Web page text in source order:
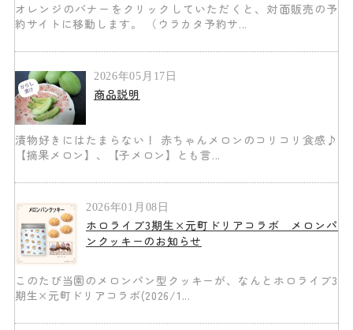
オレンジのバナーをクリックしていただくと、対面販売の予
約サイトに移動します。 （ウラカタ予約サ...
2026年05月17日
商品説明
漬物好きにはたまらない！ 赤ちゃんメロンのコリコリ食感♪
【摘果メロン】、【子メロン】とも言...
2026年01月08日
ホロライブ3期生×元町ドリアコラボ メロンパ
ンクッキーのお知らせ
このたび当園のメロンパン型クッキーが、なんとホロライブ3
期生×元町ドリアコラボ(2026/1...